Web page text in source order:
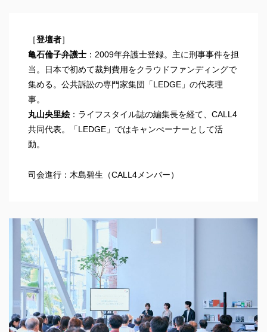
［登壇者］
亀石倫子弁護士 ：2009年弁護士登録。主に刑事事件を担
当。日本で初めて裁判費用をクラウドファンディングで
集める。公共訴訟の専門家集団「LEDGE」の代表理
事。
丸山央里絵：ライフスタイル誌の編集長を経て、CALL4
共同代表。「LEDGE」ではキャンぺーナーとして活
動。
司会進行：木島碧生（CALL4メンバー）